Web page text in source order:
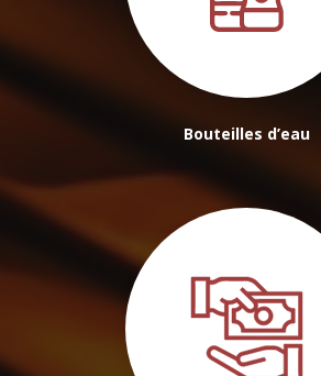
Bouteilles d’eau